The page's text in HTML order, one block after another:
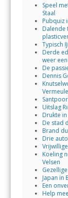
Speel
Staal
Pubquiz
Dalende
Typisch
Derde
weer
De
Dennis
Uitslag
Drukte
De stad
Brand
Drie
Koeling
Velsen
Japan in
Een
Help